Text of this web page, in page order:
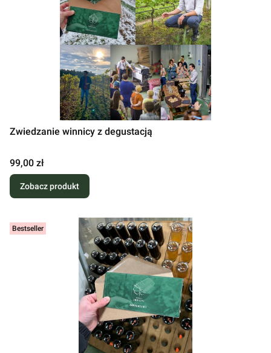
Zwiedzanie winnicy z degustacją
Cena
99,00 zł
Zobacz produkt
Bestseller